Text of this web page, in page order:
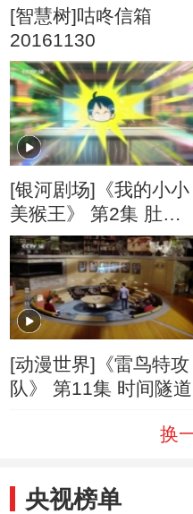
[智慧树]咕咚信箱
20161130
[银河剧场]《我的小小
美猴王》 第2集 肚子
里的秘密
[动漫世界]《雷鸟特攻
队》 第11集 时间隧道
换
央视榜单